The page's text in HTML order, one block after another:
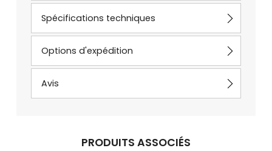
Spécifications techniques
Options d'expédition
Avis
PRODUITS ASSOCIÉS